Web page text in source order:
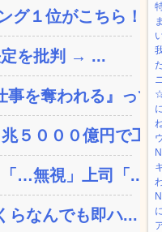
グ１位がこちら！
定を批判 → ...
事を奪われる』って
５０００億円で工...
…無視」上司「...
らなんでも即ハ...